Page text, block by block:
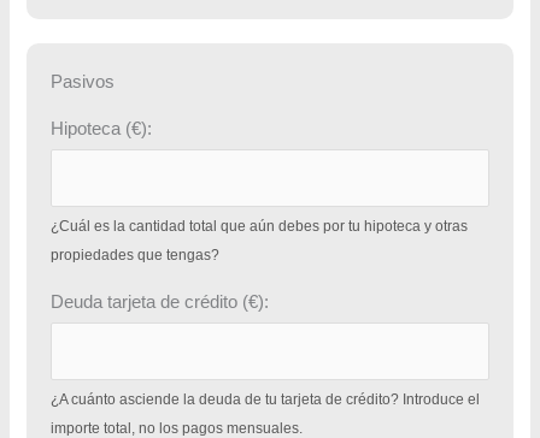
Pasivos
Hipoteca (€):
¿Cuál es la cantidad total que aún debes por tu hipoteca y otras
propiedades que tengas?
Deuda tarjeta de crédito (€):
¿A cuánto asciende la deuda de tu tarjeta de crédito? Introduce el
importe total, no los pagos mensuales.